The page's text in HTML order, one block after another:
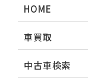
HOME
車買取
中古車検索